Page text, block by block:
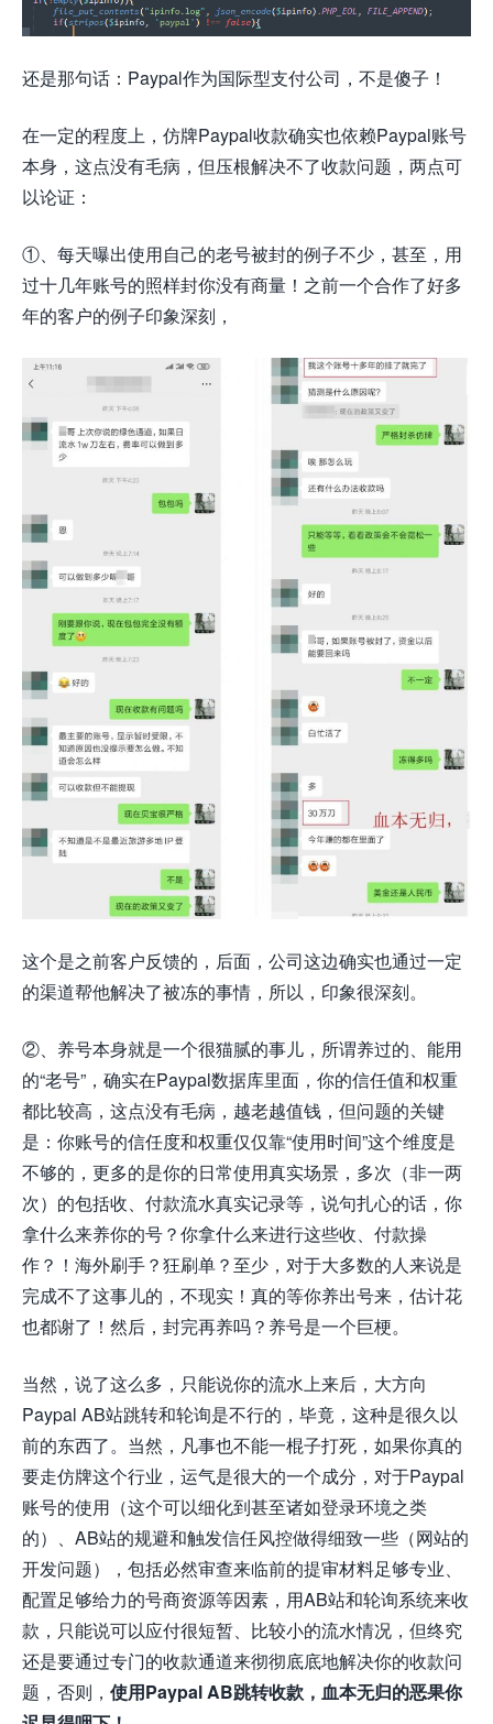
还是那句话：Paypal作为国际型支付公司，不是傻子！
在一定的程度上，仿牌Paypal收款确实也依赖Paypal账号
本身，这点没有毛病，但压根解决不了收款问题，两点可
以论证：
①、每天曝出使用自己的老号被封的例子不少，甚至，用
过十几年账号的照样封你没有商量！之前一个合作了好多
年的客户的例子印象深刻，
这个是之前客户反馈的，后面，公司这边确实也通过一定
的渠道帮他解决了被冻的事情，所以，印象很深刻。
②、养号本身就是一个很猫腻的事儿，所谓养过的、能用
的“老号”，确实在Paypal数据库里面，你的信任值和权重
都比较高，这点没有毛病，越老越值钱，但问题的关键
是：你账号的信任度和权重仅仅靠“使用时间”这个维度是
不够的，更多的是你的日常使用真实场景，多次（非一两
次）的包括收、付款流水真实记录等，说句扎心的话，你
拿什么来养你的号？你拿什么来进行这些收、付款操
作？！海外刷手？狂刷单？至少，对于大多数的人来说是
完成不了这事儿的，不现实！真的等你养出号来，估计花
也都谢了！然后，封完再养吗？养号是一个巨梗。
当然，说了这么多，只能说你的流水上来后，大方向
Paypal AB站跳转和轮询是不行的，毕竟，这种是很久以
前的东西了。当然，凡事也不能一棍子打死，如果你真的
要走仿牌这个行业，运气是很大的一个成分，对于Paypal
账号的使用（这个可以细化到甚至诸如登录环境之类
的）、AB站的规避和触发信任风控做得细致一些（网站的
开发问题），包括必然审查来临前的提审材料足够专业、
配置足够给力的号商资源等因素，用AB站和轮询系统来收
款，只能说可以应付很短暂、比较小的流水情况，但终究
还是要通过专门的收款通道来彻彻底底地解决你的收款问
题，否则， 使用Paypal AB跳转收款，血本无归的恶果你